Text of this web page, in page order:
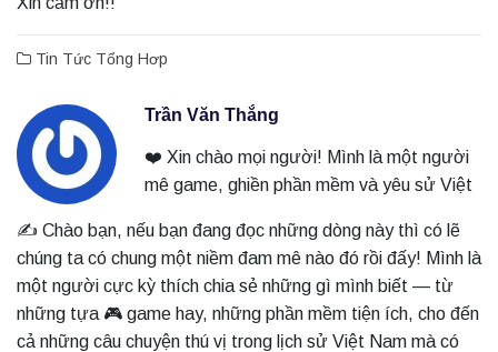
Tin Tức Tổng Hơp
Trần Văn Thắng
❤️ Xin chào mọi người! Mình là một người
mê game, ghiền phần mềm và yêu sử Việt
✍️ Chào bạn, nếu bạn đang đọc những dòng này thì có lẽ
chúng ta có chung một niềm đam mê nào đó rồi đấy! Mình là
một người cực kỳ thích chia sẻ những gì mình biết — từ
những tựa 🎮 game hay, những phần mềm tiện ích, cho đến
cả những câu chuyện thú vị trong lịch sử Việt Nam mà có